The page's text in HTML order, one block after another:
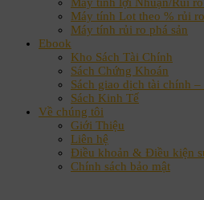
Máy tính Lot theo % rủi ro
Máy tính rủi ro phá sản
Ebook
Kho Sách Tài Chính
Sách Chứng Khoán
Sách giao dịch tài chính –
Sách Kinh Tế
Về chúng tôi
Giới Thiệu
Liên hệ
Điều khoản & Điều kiện
Chính sách bảo mật